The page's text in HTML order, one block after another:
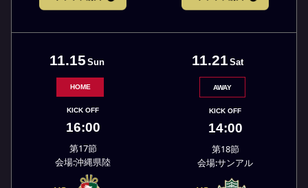
11.15 Sun
HOME
KICK OFF
16:00
第17節
会場:沖縄県陸
11.21 Sat
AWAY
KICK OFF
14:00
第18節
会場:サンアル